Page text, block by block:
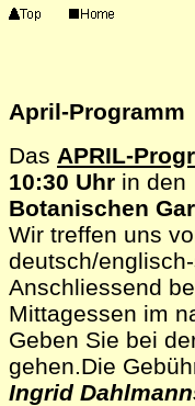
April-Programm
Das APRIL-
10:30 Uhr in den
Botanischen
Wir treffen uns
deutsch/
Anschliessend
Mittagessen im
Geben Sie bei
gehen.Die
Ingrid